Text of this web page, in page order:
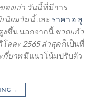
องเก่า วันนี้ที่มีการ
นียมวันนี้และ ราคา อ ลู
งขึ้น นอกจากนี้ ขวดแก้ว
ลละ 2565 ล่าสุดก็เป็นที่
กี่บาทมีแนวโน้มปรับตัว
→